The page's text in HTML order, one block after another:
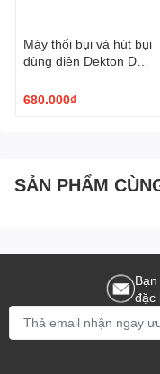
Máy thổi bụi và hút bụi
dùng điện Dekton DK-
680.000₫
SẢN PHẨM
đặc